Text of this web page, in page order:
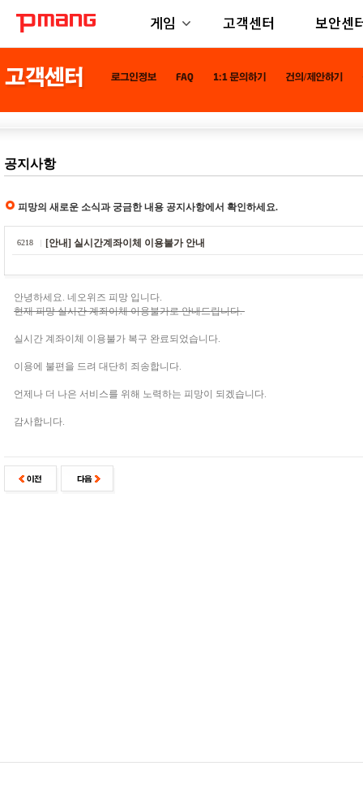
게임 고객센터 보안센
공지사항
피망의 새로운 소식과 궁금한 내용 공지사항에서 확인하세요.
6218 [안내] 실시간계좌이체 이용불가 안내
안녕하세요. 네오위즈 피망 입니다.
현재 피망 실시간 계좌이체 이용불가로 안내드립니다.
실시간 계좌이체 이용불가 복구 완료되었습니다.
이용에 불편을 드려 대단히 죄송합니다.
언제나 더 나은 서비스를 위해 노력하는 피망이 되겠습니다.
감사합니다.